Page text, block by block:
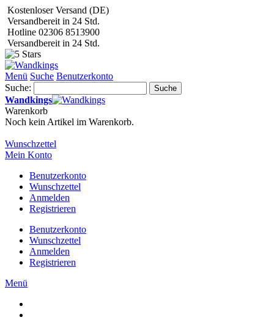
Kostenloser Versand (DE)
Versandbereit in 24 Std.
Hotline 02306 8513900
Versandbereit in 24 Std.
Menü Suche Benutzerkonto
Suche:
Suche
Wandkings
Warenkorb
Noch kein Artikel im Warenkorb.
Wunschzettel
Mein Konto
Benutzerkonto
Wunschzettel
Anmelden
Registrieren
Benutzerkonto
Wunschzettel
Anmelden
Registrieren
Menü